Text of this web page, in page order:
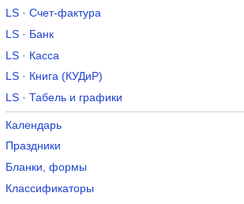
LS · Счет-фактура
LS · Банк
LS · Касса
LS · Книга (КУДиР)
LS · Табель и графики
Календарь
Праздники
Бланки, формы
Классификаторы